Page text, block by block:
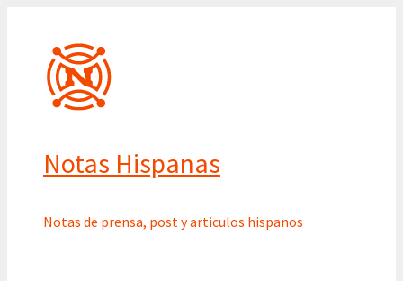
contenido
Notas Hispanas
Notas de prensa, post y articulos hispanos